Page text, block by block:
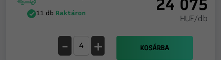
11 dbRaktáron 24 075
HUF/db
- + KOSÁRBA